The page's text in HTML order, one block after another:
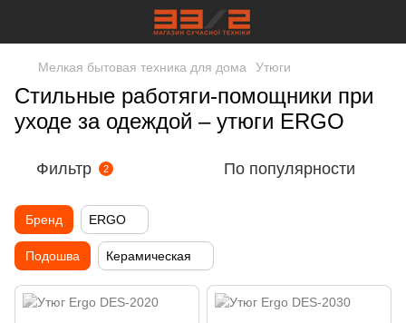
Мелкая бытовая техника для дома Утюги
Стильные работяги-помощники при
уходе за одеждой – утюги ERGO
Фильтр 2 По популярности
Бренд ERGO
Подошва Керамическая